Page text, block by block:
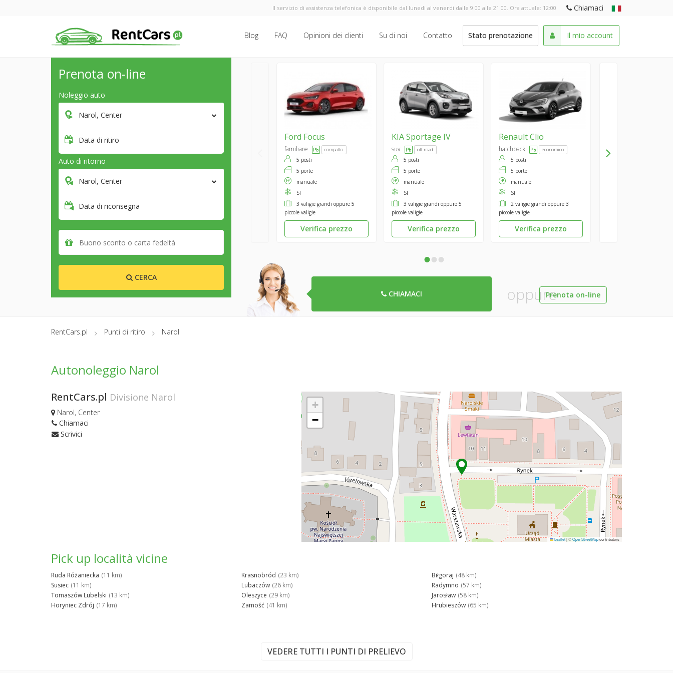
Il servizio di assistenza telefonica è disponibile dal lunedi al venerdi dalle 9:00 alle 21:00. Ora attuale: 12:00 Chiamaci
Blog FAQ Opinioni dei clienti Su di noi Contatto Stato prenotazione Il mio account
Prenota on-line
Noleggio auto
Narol, Center
Data di ritiro
Auto di ritorno
Narol, Center
Data di riconsegna
CERCA
Ford Focus
familiare compatto
5 posti
5 porte
manuale
SI
3 valigie grandi oppure 5
piccole valigie
Verifica prezzo
KIASportage IV
suv off-road
5 posti
5 porte
manuale
SI
3 valigie grandi oppure 5
piccole valigie
Verifica prezzo
RenaultClio
hatchback economico
5 posti
5 porte
manuale
SI
2 valigie grandi oppure 3
piccole valigie
Verifica prezzo
•••
CHIAMACI oppurePrenota on-line
RentCars.pl Punti di ritiro Narol
Autonoleggio Narol
RentCars.pl Divisione Narol
Narol, Center
Chiamaci
Scrivici
+
−
Leaflet|©OpenStreetMapcontributors
Pick up località vicine
Ruda Różaniecka (11 km)
Susiec (11 km)
Tomaszów Lubelski (13 km)
Horyniec Zdrój (17 km)
Krasnobród (23 km)
Lubaczów (26 km)
Oleszyce (29 km)
Zamość (41 km)
Biłgoraj (48 km)
Radymno (57 km)
Jarosław (58 km)
Hrubieszów (65 km)
VEDERE TUTTI I PUNTI DI PRELIEVO